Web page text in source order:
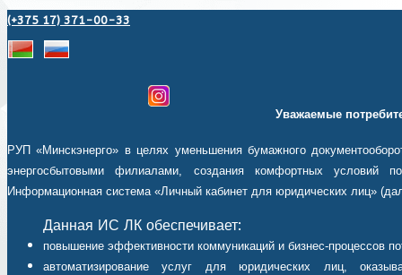
(+375 17) 371-00-33
Уважаемые
РУП «Минскэнерго» в целях уменьшения бумажного
энергосбытовыми филиалами, создания комфортных условий
Информационная система «Личный кабинет для юридических лиц»
Данная ИС ЛК обеспечивает:
повышение эффективности коммуникаций и бизнес-процессов
автоматизирование услуг для юридических лиц,